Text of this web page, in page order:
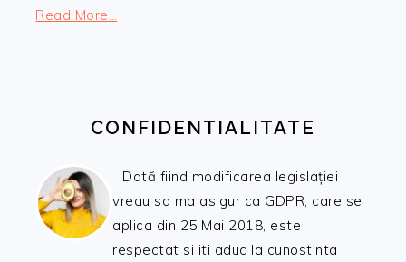
Read More…
CONFIDENTIALITATE
Dată fiind modificarea legislației
vreau sa ma asigur ca GDPR, care se
aplica din 25 Mai 2018, este
respectat si iti aduc la cunostinta